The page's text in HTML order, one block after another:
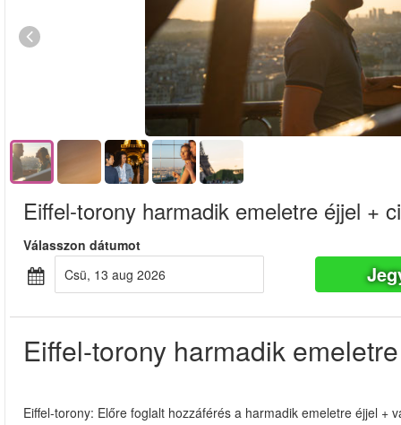
Eiffel-torony harmadik emeletre éjjel +
Válasszon dátumot
csü, 13 aug 2026
Eiffel-torony harmadik
Eiffel-torony: Előre foglalt hozzáférés a harmadik emeletre éjjel +